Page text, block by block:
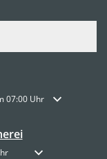
auszublenden
07:00 Uhr
auszublenden
Von 14:00 bis 18:00